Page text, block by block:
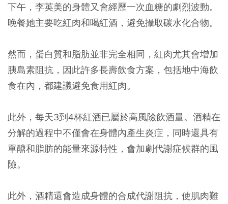
下午，李英美的身體又會經歷一次血糖的劇烈波動。
晚餐她主要吃紅肉和喝紅酒，避免攝取碳水化合物。
然而，蛋白質和脂肪並非完全相同，紅肉尤其會增加
胰島素阻抗，因此許多長壽飲食方案，包括地中海飲
食在內，都建議避免食用紅肉。
此外，每天3到4杯紅酒已屬於高風險飲酒量。酒精在
分解的過程中不僅會在身體內產生炎症，同時還具有
單醣和脂肪的能量來源特性，會加劇代謝症候群的風
險。
此外，酒精還會造成身體的合成代謝阻抗，使肌肉難